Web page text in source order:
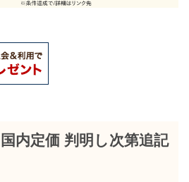
内定価 判明し次第追記